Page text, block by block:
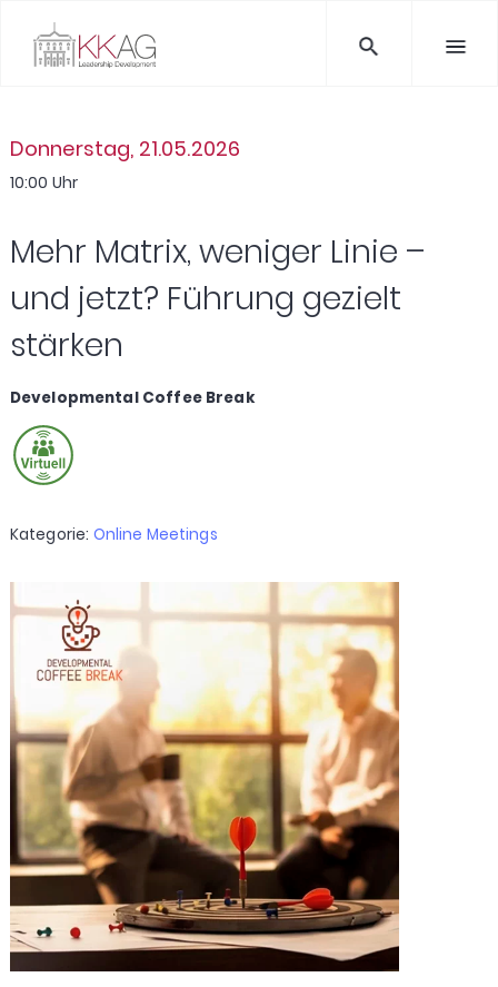
Mehr Matrix, weniger Linie –
und jetzt? Führung gezielt
stärken
Donnerstag, 21.05.2026
10:00 Uhr
Developmental Coffee Break
Kategorie: Online Meetings